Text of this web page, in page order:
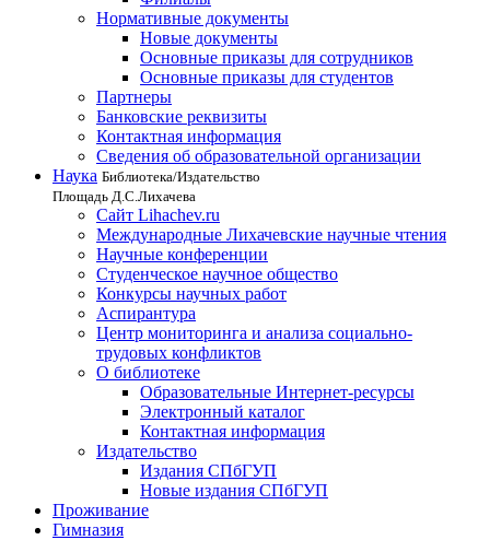
Нормативные документы
Новые документы
Основные приказы для сотрудников
Основные приказы для студентов
Партнеры
Банковские реквизиты
Контактная информация
Сведения об образовательной организации
Наука Библиотека/Издательство
Площадь Д.С.Лихачева
Сайт Lihachev.ru
Международные Лихачевские научные чтения
Научные конференции
Студенческое научное общество
Конкурсы научных работ
Аспирантура
Центр мониторинга и анализа социально-
трудовых конфликтов
О библиотеке
Образовательные Интернет-ресурсы
Электронный каталог
Контактная информация
Издательство
Издания СПбГУП
Новые издания СПбГУП
Проживание
Гимназия